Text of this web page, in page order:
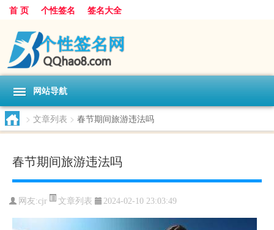
首 页 个性签名 签名大全
网站导航
> 文章列表 > 春节期间旅游违法吗
春节期间旅游违法吗
网友:cjr 文章列表 2024-02-10 23:03:49